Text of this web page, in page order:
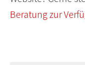
Beratung zur